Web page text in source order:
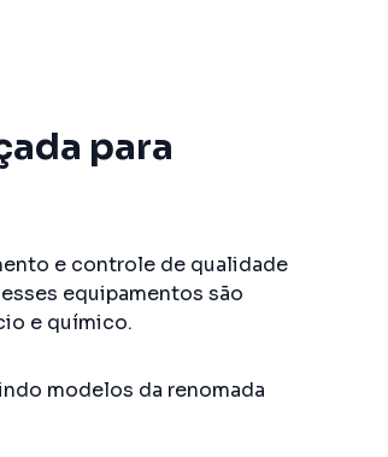
para
e controle de qualidade
equipamentos são
e químico.
modelos da renomada